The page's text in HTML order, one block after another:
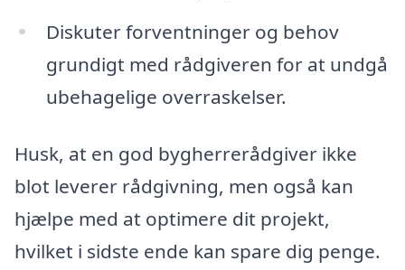
Diskuter forventninger og behov
grundigt med rådgiveren for at undgå
ubehagelige overraskelser.
Husk, at en god bygherrerådgiver ikke
blot leverer rådgivning, men også kan
hjælpe med at optimere dit projekt,
hvilket i sidste ende kan spare dig penge.